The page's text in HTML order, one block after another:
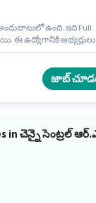
ఉంది. ఇది Full
ఈ ఉద్యోగానికి అభ్యర్థులు
జాబ్
in చెన్నై సెంట్రల్